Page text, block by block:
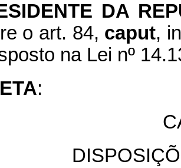
DA
o art. 84, caput,
na Lei nº
: